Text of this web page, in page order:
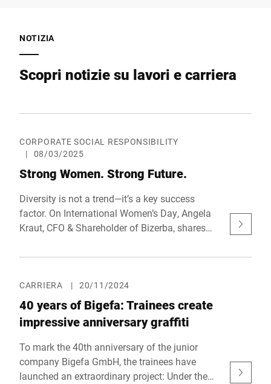
NOTIZIA
Scopri notizie su lavori e carriera
CORPORATE SOCIAL RESPONSIBILITY
| 08/03/2025
Strong Women. Strong Future.
Diversity is not a trend—it’s a key success
factor. On International Women’s Day, Angela
Kraut, CFO & Shareholder of Bizerba, shares
and equal opportunities—and why it’s essential
gender.
CARRIERA | 20/11/2024
40 years of Bigefa: Trainees create
impressive anniversary graffiti
To mark the 40th anniversary of the junior
company Bigefa GmbH, the trainees have
launched an extraordinary project: Under the